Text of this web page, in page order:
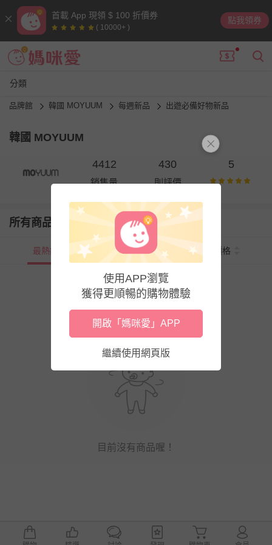
首載 App 現領 $ 100 折價券
( 10000+ )
點我領券
分類
品牌館 韓國 MOYUUM 每週新品 出遊必備好物新品
韓國 MOYUUM
4412
銷售量
430
則評價
5
所有商品
最熱銷 新上市 價格
目前沒有商品喔！
使用APP瀏覽
獲得更順暢的購物體驗
開啟「媽咪愛」APP
繼續使用網頁版